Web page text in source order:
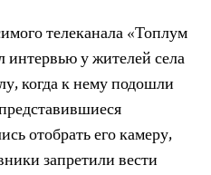
телеканала «Топлум
у жителей села
когда к нему подошли
отобрать его камеру,
запретили вести